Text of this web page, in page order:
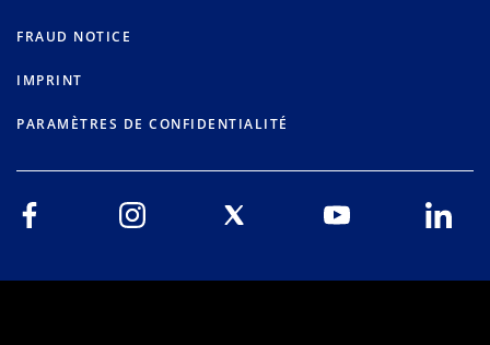
FRAUD NOTICE
IMPRINT
PARAMÈTRES DE CONFIDENTIALITÉ